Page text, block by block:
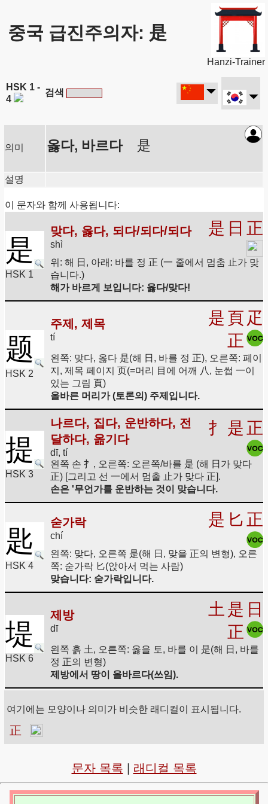
중국 급진주의자: 是
Hanzi-Trainer
HSK 1 -
4
검색
의미 옳다, 바르다是
설명
이 문자와 함께 사용됩니다:
是
HSK 1
맞다, 옳다, 되다/되다/되다
shì
是 日 正
위: 해 日, 아래: 바를 정 正 (一 줄에서 멈춤 止가 맞
습니다.)
해가 바르게 보입니다: 옳다/맞다!
题
HSK 2
주제, 제목
tí
是 頁 疋
正
왼쪽: 맞다, 옳다 是(해 日, 바를 정 正), 오른쪽: 페이
지, 제목 페이지 页(=머리 目에 어깨 八, 눈썹 一이
있는 그림 頁)
올바른 머리가 (토론의) 주제입니다.
提
HSK 3
나르다, 집다, 운반하다, 전
달하다, 옮기다
dī, tí
扌 是 正
왼쪽 손 扌, 오른쪽: 오른쪽/바를 是 (해 日가 맞다
正) [그리고 선 一에서 멈출 止가 맞다 正].
손은 '무언가를 운반하는 것이 맞습니다.
匙
HSK 4
숟가락
chí
是 匕 正
왼쪽: 맞다, 오른쪽 是(해 日, 맞을 正의 변형), 오른
쪽: 숟가락 匕(앉아서 먹는 사람)
맞습니다: 숟가락입니다.
堤
HSK 6
제방
dī
土 是 日
正
왼쪽 흙 土, 오른쪽: 옳을 토, 바를 이 是(해 日, 바를
정 正의 변형)
제방에서 땅이 올바르다(쓰임).
여기에는 모양이나 의미가 비슷한 래디컬이 표시됩니다.
正
문자 목록 래디컬 목록